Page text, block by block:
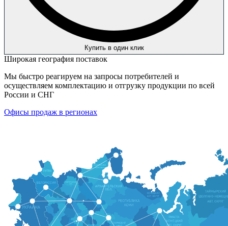
Купить в один клик
Широкая география поставок
Мы быстро реагируем на запросы потребителей и
осуществляем комплектацию и отгрузку продукции по всей
России и СНГ
Офисы продаж в регионах